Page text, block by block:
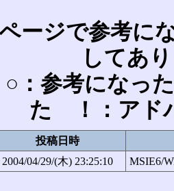
ージで参考に
してあ
参考になっ
た ！：アド
投稿日時
2004/04/29/(木) 23:25:10 MSIE6/